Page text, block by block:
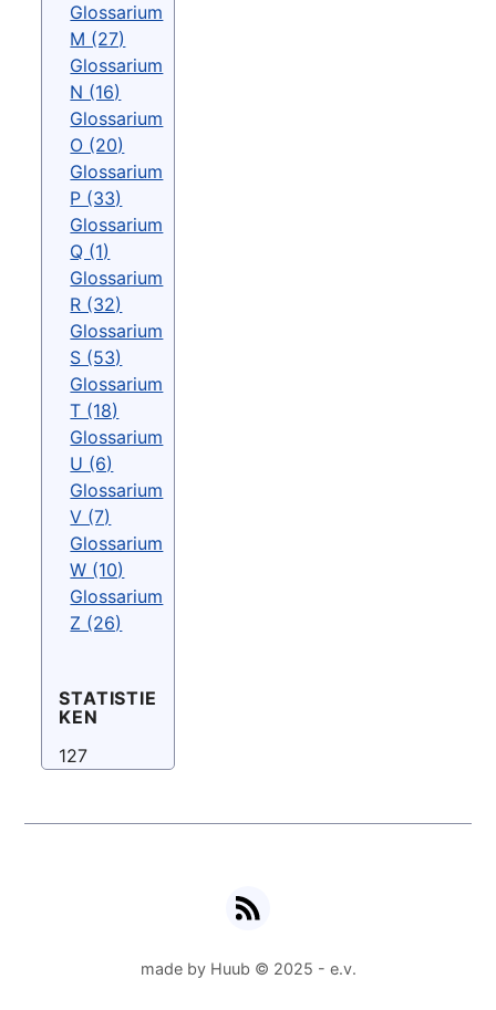
Glossarium
M (27)
Glossarium
N (16)
Glossarium
O (20)
Glossarium
P (33)
Glossarium
Q (1)
Glossarium
R (32)
Glossarium
S (53)
Glossarium
T (18)
Glossarium
U (6)
Glossarium
V (7)
Glossarium
W (10)
Glossarium
Z (26)
STATISTIE
KEN
127
RSS
made by Huub © 2025 - e.v.